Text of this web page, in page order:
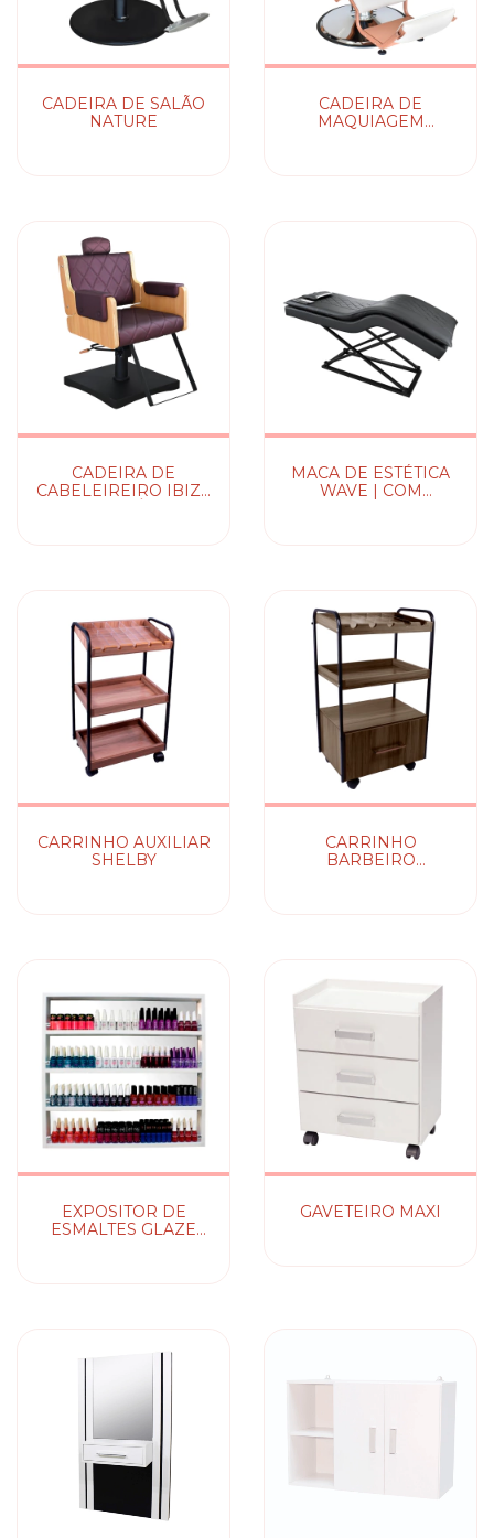
CADEIRA DE SALÃO
NATURE
CADEIRA DE
MAQUIAGEM
CADEIRA DE
CABELEIREIRO IBIZA
MACA DE ESTÉTICA
WAVE | COM
CARRINHO AUXILIAR
SHELBY
CARRINHO
BARBEIRO
EXPOSITOR DE
ESMALTES GLAZE
GAVETEIRO MAXI